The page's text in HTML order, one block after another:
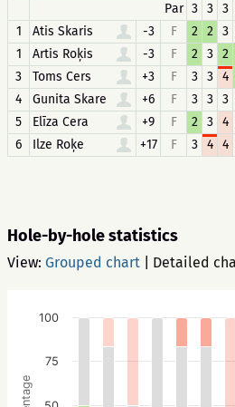
Par 3 3 3
1
Atis Skaris -3 F 2 2 3
1
Artis Roķis -3 F 2 3 2
3
Toms Cers +3 F 3 3 4
4
Gunita Skare +6 F 3 3 3
5
Elīza Cera +9 F 2 3 4
6
Ilze Roķe +17 F 3 4 4
Hole-by-hole statistics
View: Grouped chart Detailed
75
100